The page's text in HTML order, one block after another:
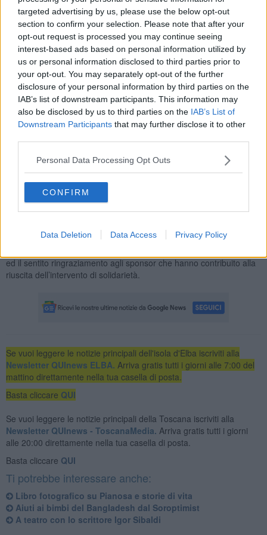
targeted advertising by us, please use the below opt-out
section to confirm your selection. Please note that after your
opt-out request is processed you may continue seeing
interest-based ads based on personal information utilized by
us or personal information disclosed to third parties prior to
your opt-out. You may separately opt-out of the further
disclosure of your personal information by third parties on the
IAB’s list of downstream participants. This information may
also be disclosed by us to third parties on the IAB’s List of
Downstream Participants that may further disclose it to other
Personal Data Processing Opt Outs
CONFIRM
Data Deletion Data Access Privacy Policy
Roberto Marini per il Lions hanno evidenziato "come la positiva
competitività presente nei tre club elbani nel raggiungere obiettivi di
sostegno, solidarietà e progresso della vita e delle attività umane,
spaziando dal territorio all’internazionalità, si esprima oggi nella
condivisione e sinergia per un percorso comune nel quale l’unione
dà luogo ad un risultato concreto e consistente".
Ultimo e molto apprezzato intervento è stato quello di Stanislao
Pecchioli della Fondazione Exodus che, dopo aver portato i saluti di
Don Antonio Mazzi (95), si è soffermato sul tema della
riconoscenza: "riconoscenza all’Elba per gli amici incontrati,
riconoscenza ai tre club per l’attenzione nei riguardi di Exodus e
alla “Tremenda Band”, un complesso di bravi musicisti e cantanti
della Exodus che nel corso dell’evento hanno intonato vari motivi
musicali fra i più noti e popolari".
A questo proposito Pecchioli, rivolgendosi ai convenuti, ha
affermato: “Questa Band è una cosa semplice, ma guardandovi
mentre venivano eseguiti i vari brani, ho capito che hanno colpito
L’incontro si è concluso con il tradizionale scambio di auguri per le
ed il sentito ringraziamento agli sponsor che hanno contribuito alla
riuscita dell’intervento di solidarietà.
Se vuoi leggere le notizie principali dell'isola d'Elba iscriviti alla
Newsletter QUInews ELBA. Arriva gratis tutti i giorni alle 7:00 del
mattino direttamente nella tua casella di posta.
Basta cliccare QUI
Se vuoi leggere le notizie principali della Toscana iscriviti alla
Newsletter QUInews - ToscanaMedia. Arriva gratis tutti i giorni
alle 20:00 direttamente nella tua casella di posta.
Basta cliccare QUI
Ti potrebbe interessare anche:
Libro fotografico su Pianosa e storie di vita
Aiuti ai bimbi del Bangladesh dal Soroptimist
A teatro con lo scrittore Igor Sibaldi